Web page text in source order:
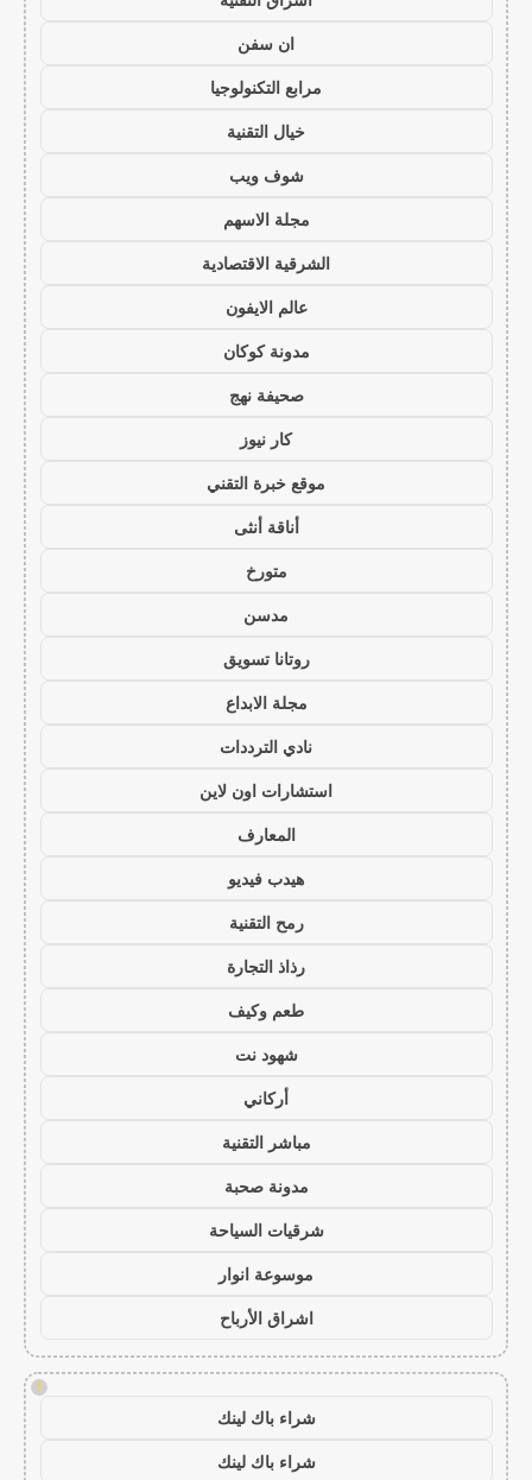
ان سفن
مرابع التكنولوجيا
خيال التقنية
شوف ويب
مجلة الاسهم
الشرقية الاقتصادية
عالم الايفون
مدونة كوكان
صحيفة نهج
كار نيوز
موقع خبرة التقني
أناقة أنثى
متورخ
مدسن
روتانا تسويق
مجلة الابداع
نادي الترددات
استشارات اون لاين
المعارف
هيدب فيديو
رمح التقنية
رذاذ التجارة
طعم وكيف
شهود نت
أركاني
مباشر التقنية
مدونة صحبة
شرقيات السياحة
موسوعة انوار
اشراق الأرباح
!
شراء باك لينك
شراء باك لينك